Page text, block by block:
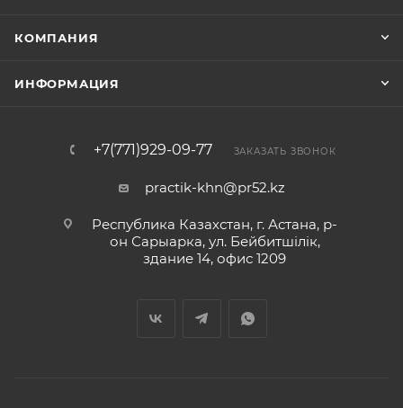
КОМПАНИЯ
ИНФОРМАЦИЯ
+7(771)929-09-77 ЗАКАЗАТЬ ЗВОНОК
practik-khn@pr52.kz
Республика Казахстан, г. Астана, р-
он Сарыарка, ул. Бейбитшiлiк,
здание 14, офис 1209